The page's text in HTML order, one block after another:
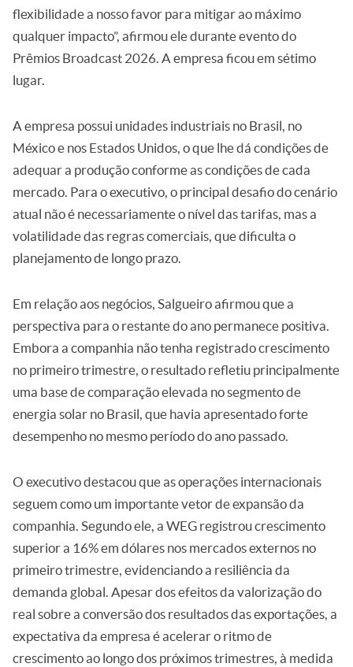
flexibilidade a nosso favor para mitigar ao máximo
qualquer impacto”, afirmou ele durante evento do
Prêmios Broadcast 2026. A empresa ficou em sétimo
lugar.
A empresa possui unidades industriais no Brasil, no
México e nos Estados Unidos, o que lhe dá condições de
adequar a produção conforme as condições de cada
mercado. Para o executivo, o principal desafio do cenário
atual não é necessariamente o nível das tarifas, mas a
volatilidade das regras comerciais, que dificulta o
planejamento de longo prazo.
Em relação aos negócios, Salgueiro afirmou que a
perspectiva para o restante do ano permanece positiva.
Embora a companhia não tenha registrado crescimento
no primeiro trimestre, o resultado refletiu principalmente
uma base de comparação elevada no segmento de
energia solar no Brasil, que havia apresentado forte
desempenho no mesmo período do ano passado.
O executivo destacou que as operações internacionais
seguem como um importante vetor de expansão da
companhia. Segundo ele, a WEG registrou crescimento
superior a 16% em dólares nos mercados externos no
primeiro trimestre, evidenciando a resiliência da
demanda global. Apesar dos efeitos da valorização do
real sobre a conversão dos resultados das exportações, a
expectativa da empresa é acelerar o ritmo de
crescimento ao longo dos próximos trimestres, à medida